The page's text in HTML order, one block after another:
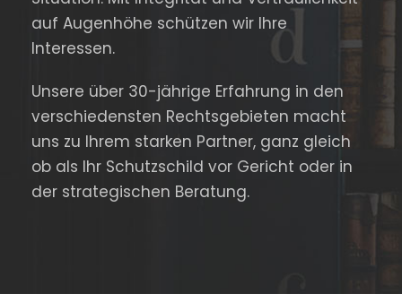
auf Augenhöhe schützen wir Ihre
Interessen.
Unsere über 30-jährige Erfahrung in den
verschiedensten Rechtsgebieten macht
uns zu Ihrem starken Partner, ganz gleich
ob als Ihr Schutzschild vor Gericht oder in
der strategischen Beratung.